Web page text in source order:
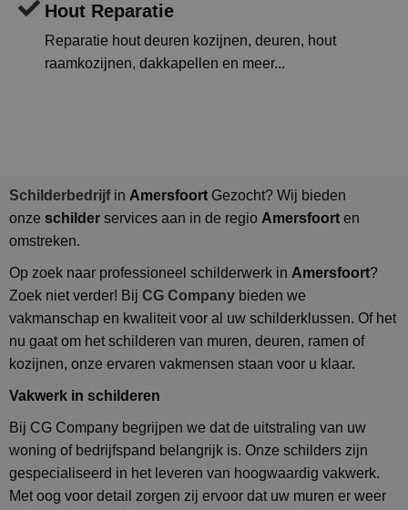
Hout Reparatie
Reparatie hout deuren kozijnen, deuren, hout
raamkozijnen, dakkapellen en meer...
Schilderbedrijf in Amersfoort Gezocht? Wij bieden
onze schilder services aan in de regio Amersfoort en
omstreken.
Op zoek naar professioneel schilderwerk in Amersfoort?
Zoek niet verder! Bij CG Company bieden we
vakmanschap en kwaliteit voor al uw schilderklussen. Of het
nu gaat om het schilderen van muren, deuren, ramen of
kozijnen, onze ervaren vakmensen staan voor u klaar.
Vakwerk in schilderen
Bij CG Company begrijpen we dat de uitstraling van uw
woning of bedrijfspand belangrijk is. Onze schilders zijn
gespecialiseerd in het leveren van hoogwaardig vakwerk.
Met oog voor detail zorgen zij ervoor dat uw muren er weer